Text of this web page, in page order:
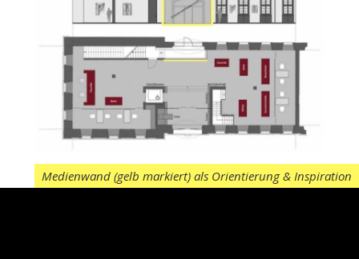
Medienwand (gelb markiert) als Orientierung & Inspiration